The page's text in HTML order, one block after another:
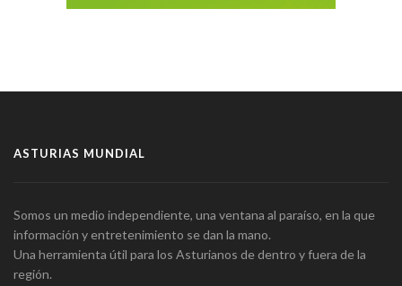
ASTURIAS MUNDIAL
Somos un medio independiente, una ventana al paraíso, en la que
información y entretenimiento se dan la mano.
Una herramienta útil para los Asturianos de dentro y fuera de la
región.